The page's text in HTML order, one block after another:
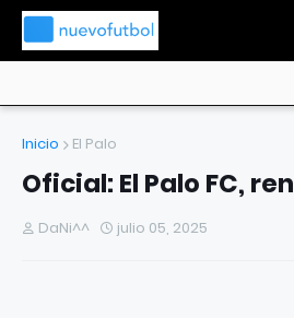
Inicio El Palo
Oficial: El Palo FC,
DaNi^^ julio 05, 2025